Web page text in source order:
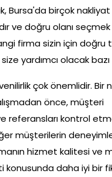
Bursa'da birçok nakliyat
ve doğru olanı seçmek
firma sizin için doğru
yardımcı olacak bazı
çok önemlidir. Bir
önce, müşteri
referansları kontrol
müşterilerin
hizmet kalitesi ve
konusunda daha iyi bir